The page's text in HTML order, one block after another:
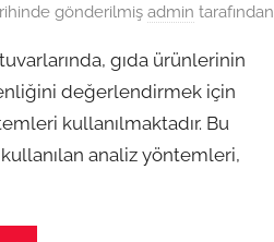
gönderilmiş admin tarafından
gıda ürünlerinin
değerlendirmek için
kullanılmaktadır. Bu
analiz yöntemleri,